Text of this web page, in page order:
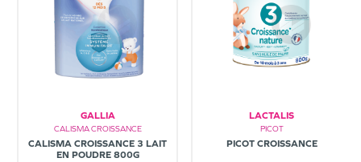
GALLIA
CALISMA CROISSANCE
CALISMA CROISSANCE 3 LAIT
EN POUDRE 800G
LACTALIS
PICOT
PICOT CROISSANCE